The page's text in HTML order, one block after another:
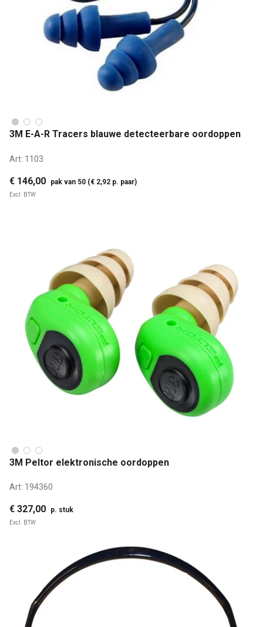
3M E-A-R Tracers blauwe detecteerbare oordoppen
Art: 1103
€ 146,00 pak van 50 (€ 2,92 p. paar)
Excl. BTW
3M Peltor elektronische oordoppen
Art: 194360
€ 327,00 p. stuk
Excl. BTW